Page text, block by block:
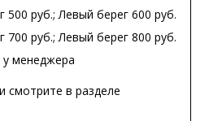
500 руб.; Левый берег 600 руб.
700 руб.; Левый берег 800 руб.
у менеджера
смотрите в разделе